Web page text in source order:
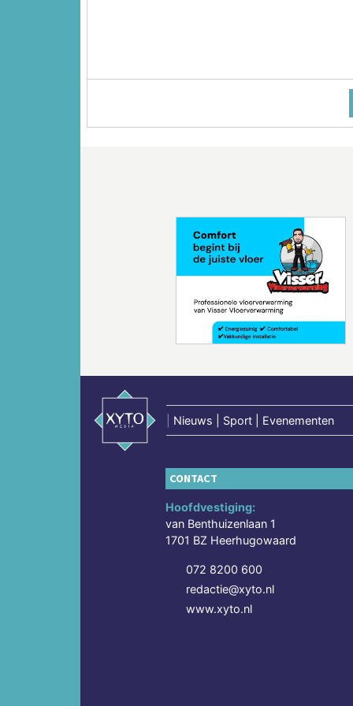
Nieuws | Sport | Evenementen
CONTACT
Hoofdvestiging:
van Benthuizenlaan 1
1701 BZ Heerhugowaard
072 8200 600
redactie@xyto.nl
www.xyto.nl